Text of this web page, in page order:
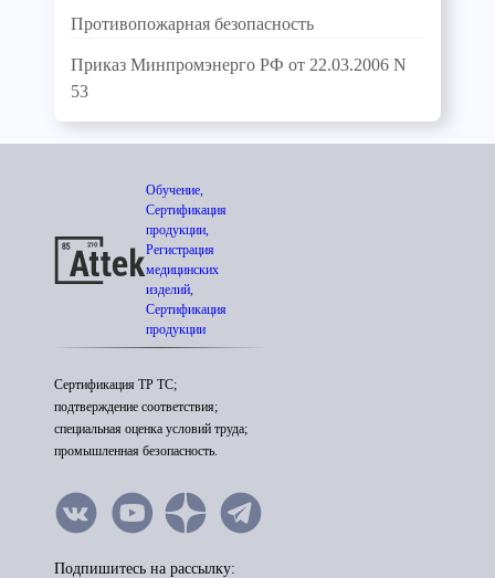
Противопожарная безопасность
Приказ Минпромэнерго РФ от 22.03.2006 N
53
Обучение,
Сертификация
продукции,
Регистрация
медицинских
изделий,
Сертификация
продукции
Сертификация ТР ТС;
подтверждение соответствия;
специальная оценка условий труда;
промышленная безопасность.
Подпишитесь на рассылку: